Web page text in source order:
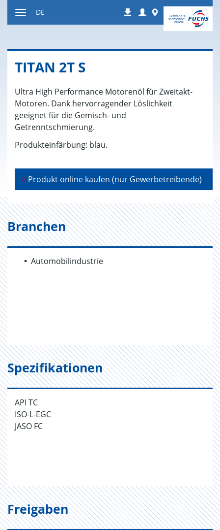
Inhalt
Downloads
Login Worldwide
DE
TITAN 2T S
Ultra High Performance Motorenöl für Zweitakt-
Motoren. Dank hervorragender Löslichkeit
geeignet für die Gemisch- und
Getrenntschmierung.
Produkteinfärbung: blau.
> Produkt online kaufen (nur Gewerbetreibende)
Branchen
Automobilindustrie
Spezifikationen
API TC
ISO-L-EGC
JASO FC
Freigaben